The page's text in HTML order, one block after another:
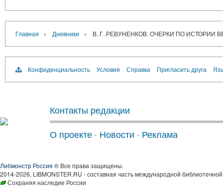
Главная › Дневники › В. Г. РЕВУНЕНКОВ. ОЧЕРКИ ПО ИСТОРИИ
Конфиденциальность Условия Справка Пригласить друга
Контакты редакции
О проекте · Новости · Реклама
Либмонстр Россия ® Все права защищены.
2014-2026, LIBMONSTER.RU - составная часть международной
Сохраняя наследие России